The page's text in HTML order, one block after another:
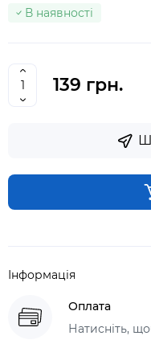
В наявності
139 грн.
Інформація
Оплата
Натисніть,